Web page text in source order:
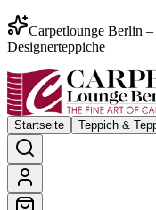
Carpetlounge Berlin
Designerteppiche
Startseite Teppich &